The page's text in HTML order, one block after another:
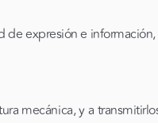
de expresión e
mecánica, y a